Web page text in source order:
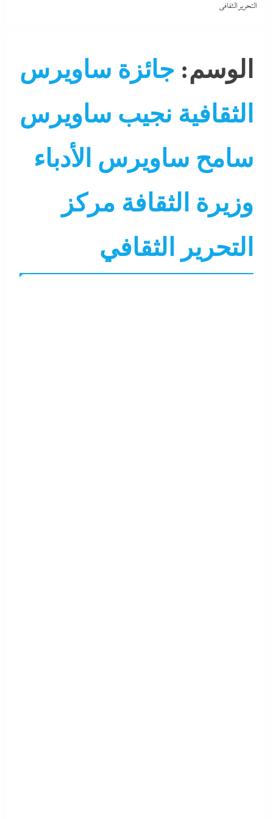
التحرير الثقافي
الوسم: جائزة ساويرس
الثقافية نجيب ساويرس
سامح ساويرس الأدباء
وزيرة الثقافة مركز
التحرير الثقافي
جاءنا الآن فنون كتابة نشرة الأخبار نشرة لايف